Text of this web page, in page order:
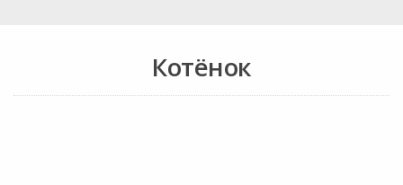
Котёнок